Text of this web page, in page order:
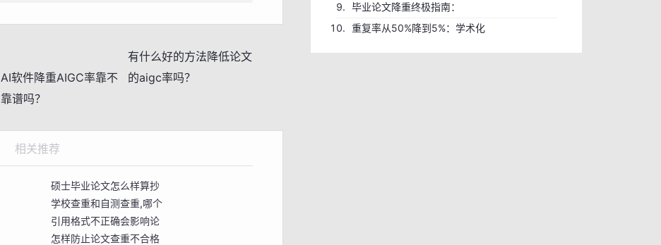
有什么好的方法降低论文
的aigc率吗？
AI软件降重AIGC率靠不
靠谱吗？
相关推荐
硕士毕业论文怎么样算抄
学校查重和自测查重,哪个
引用格式不正确会影响论
怎样防止论文查重不合格
毕业论文降重终极指南：
重复率从50%降到5%：学术化